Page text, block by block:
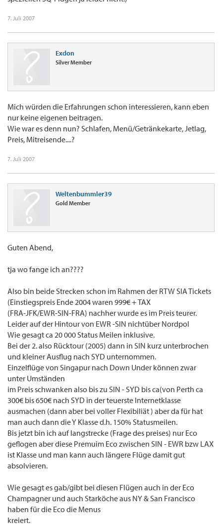
7. Juli 2007
Exdon
Silver Member
Mich würden die Erfahrungen schon interessieren, kann eben
nur keine eigenen beitragen.
Wie war es denn nun? Schlafen, Menü/Getränkekarte, Jetlag,
Preis, Mitreisende....?
7. Juli 2007
Weltenbummler39
Gold Member
Guten Abend,
tja wo fange ich an????
Also bin beide Strecken schon im Rahmen der RTW SIA Tickets
(Einstiegspreis Ende 2004 waren 999€ + TAX
(FRA-JFK/EWR-SIN-FRA) nachher wurde es im Preis teurer.
Leider auf der Hintour von EWR -SIN nichtüber Nordpol
Wie gesagt ca 20 000 Status Meilen inklusive.
Bei der 2. also Rücktour (2005) dann in SIN kurz unterbrochen
und kleiner Ausflug nach SYD unternommen.
Einzelflüge von Singapur nach Down Under können zwar
unter Umständen
im Preis schwanken also bis zu SIN - SYD bis ca(von Perth ca
300€ bis 650€ nach SYD in der teuerste Internetklasse
ausmachen (dann aber bei voller Flexibiliät ) aber da für hat
man auch dann die Y Klasse d.h. 150% Statusmeilen.
Bis jetzt bin ich auf langstrecke (Frage des preises) nur Eco
geflogen aber diese Premuim Eco zwischen SIN - EWR bzw LAX
ist Klasse und man kann auch längere Flüge damit gut
absolvieren.
Wie gesagt es gab/gibt bei diesen Flügen auch in der Eco
Champagner und auch Starköche aus NY & San Francisco
haben für die Eco die Menus
kreiert.